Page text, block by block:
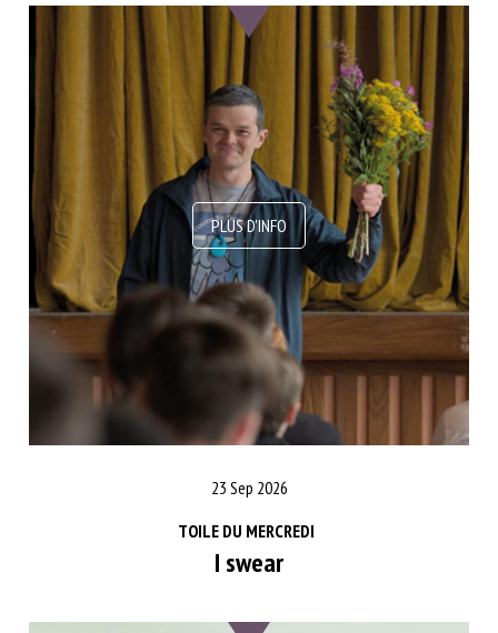
23 Sep 2026
TOILE DU MERCREDI
I swear